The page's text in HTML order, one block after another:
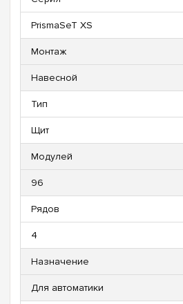
PrismaSeT XS
Монтаж
Навесной
Тип
Щит
Модулей
96
Рядов
4
Назначение
Для автоматики